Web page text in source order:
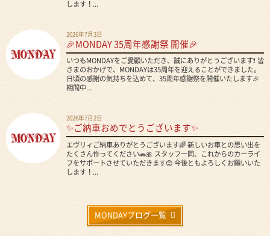
します！...
2026年7月3日
🎉MONDAY 35周年感謝祭 開催🎉
いつもMONDAYをご愛顧いただき、誠にありがとうございます❗ 皆
さまのおかげで、MONDAYは35周年を迎えることができました。
日頃の感謝の気持ちを込めて、35周年感謝祭を開催いたします🎉
期間中...
2026年7月2日
✨ご納車おめでとうございます✨
エヴリィご納車ありがとうございます🌈 新しいお車との思い出を
たくさん作ってください🚗🎀 スタッフ一同、これからのカーライ
フをサポートさせていただきます😊 今後ともよろしくお願いいた
します！...
MONDAYブログ一覧